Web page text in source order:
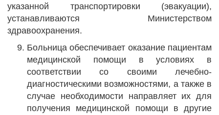
указанной транспортировки (эвакуации),
устанавливаются Министерством
здравоохранения.
Больница обеспечивает оказание пациентам
медицинской помощи в условиях в
соответствии со своими лечебно-
диагностическими возможностями, а также в
случае необходимости направляет их для
получения медицинской помощи в другие